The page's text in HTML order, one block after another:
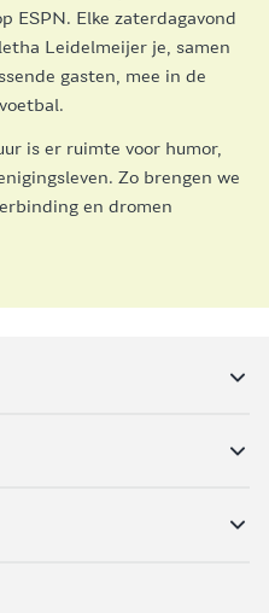
ESPN. Elke zaterdagavond
Leidelmeijer je, samen
gasten, mee in de
is er ruimte voor humor,
Zo brengen we
en dromen